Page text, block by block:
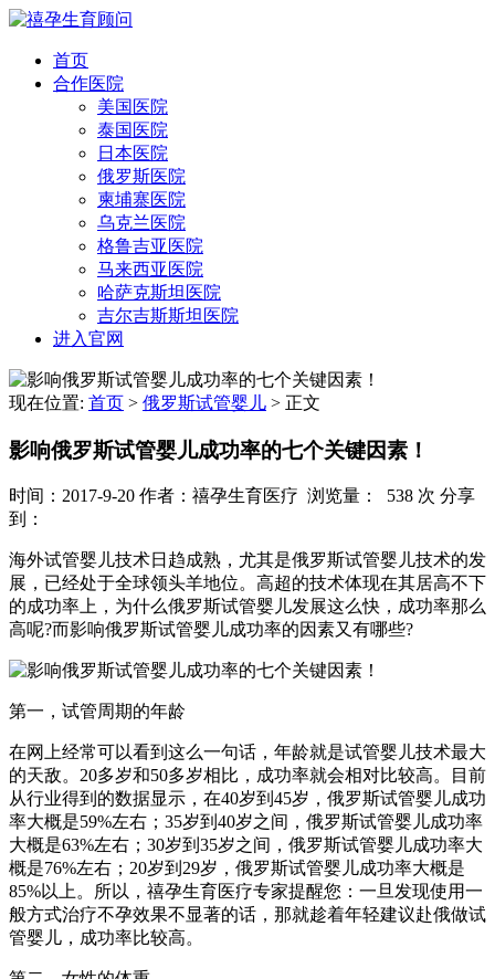
首页
合作医院
美国医院
泰国医院
日本医院
俄罗斯医院
柬埔寨医院
乌克兰医院
格鲁吉亚医院
马来西亚医院
哈萨克斯坦医院
吉尔吉斯斯坦医院
进入官网
现在位置: 首页 > 俄罗斯试管婴儿 > 正文
影响俄罗斯试管婴儿成功率的七个关键因素！
时间：2017-9-20 作者：禧孕生育医疗 浏览量： 538 次 分享
到：
海外试管婴儿技术日趋成熟，尤其是俄罗斯试管婴儿技术的发
展，已经处于全球领头羊地位。高超的技术体现在其居高不下
的成功率上，为什么俄罗斯试管婴儿发展这么快，成功率那么
高呢?而影响俄罗斯试管婴儿成功率的因素又有哪些?
第一，试管周期的年龄
在网上经常可以看到这么一句话，年龄就是试管婴儿技术最大
的天敌。20多岁和50多岁相比，成功率就会相对比较高。目前
从行业得到的数据显示，在40岁到45岁，俄罗斯试管婴儿成功
率大概是59%左右；35岁到40岁之间，俄罗斯试管婴儿成功率
大概是63%左右；30岁到35岁之间，俄罗斯试管婴儿成功率大
概是76%左右；20岁到29岁，俄罗斯试管婴儿成功率大概是
85%以上。所以，禧孕生育医疗专家提醒您：一旦发现使用一
般方式治疗不孕效果不显著的话，那就趁着年轻建议赴俄做试
管婴儿，成功率比较高。